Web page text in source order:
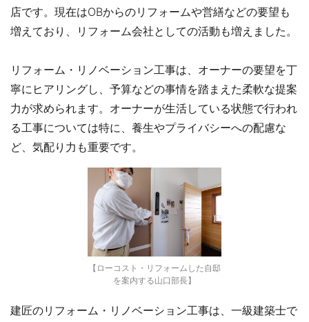
店です。現在はOBからのリフォームや営繕などの要望も
増えており、リフォーム会社としての活動も増えました。
リフォーム・リノベーション工事は、オーナーの要望を丁
寧にヒアリングし、予算などの事情を踏まえた柔軟な提案
力が求められます。オーナーが生活している状態で行われ
る工事については特に、養生やプライバシーへの配慮な
ど、気配り力も重要です。
【ローコスト・リフォームした自邸
を案内する山口部長】
建匠のリフォーム・リノベーション工事は、一級建築士で